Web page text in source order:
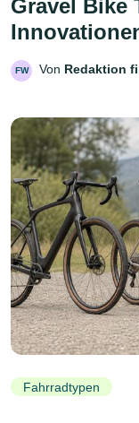
Gravel Bike
FW Von Redaktion
Fahrradtypen